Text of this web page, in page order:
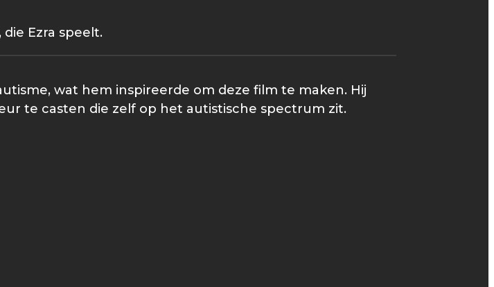
Ezra speelt.
wat hem inspireerde om deze film te maken. Hij
te casten die zelf op het autistische spectrum zit.